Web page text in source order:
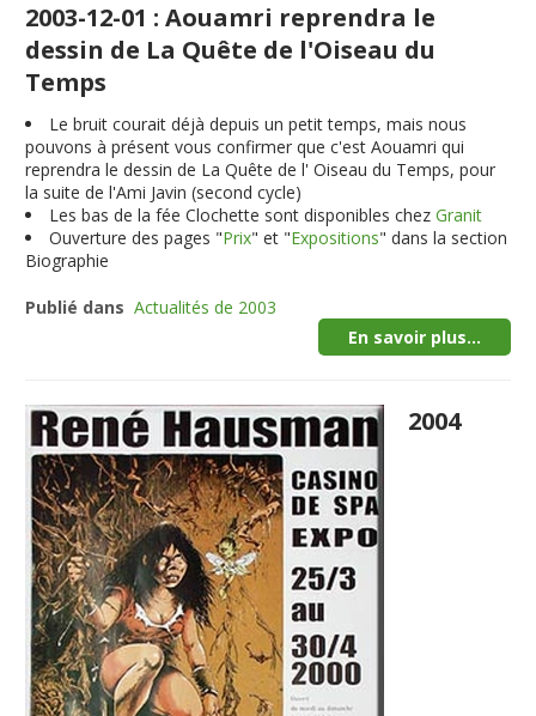
2003-12-01 : Aouamri reprendra le
dessin de La Quête de l'Oiseau du
Temps
Le bruit courait déjà depuis un petit temps, mais nous
pouvons à présent vous confirmer que c'est Aouamri qui
reprendra le dessin de La Quête de l' Oiseau du Temps, pour
la suite de l'Ami Javin (second cycle)
Les bas de la fée Clochette sont disponibles chezGranit
Ouverture des pages "Prix" et "Expositions" dans la section
Biographie
Publié dans Actualités de 2003
En savoir plus...
2004